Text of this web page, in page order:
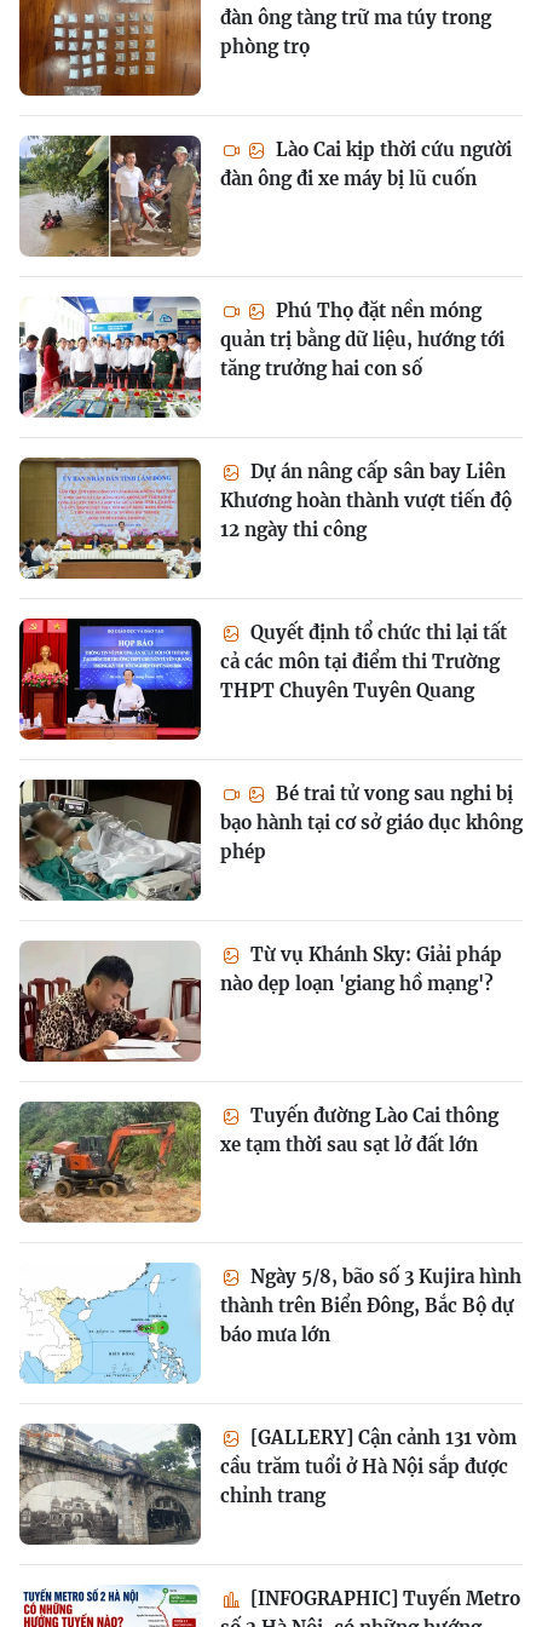
đàn ông tàng trữ ma túy trong
phòng trọ
Lào Cai kịp thời cứu người
đàn ông đi xe máy bị lũ cuốn
Phú Thọ đặt nền móng
quản trị bằng dữ liệu, hướng tới
tăng trưởng hai con số
Dự án nâng cấp sân bay Liên
Khương hoàn thành vượt tiến độ
12 ngày thi công
Quyết định tổ chức thi lại tất
cả các môn tại điểm thi Trường
THPT Chuyên Tuyên Quang
Bé trai tử vong sau nghi bị
bạo hành tại cơ sở giáo dục không
phép
Từ vụ Khánh Sky: Giải pháp
nào dẹp loạn 'giang hồ mạng'?
Tuyến đường Lào Cai thông
xe tạm thời sau sạt lở đất lớn
Ngày 5/8, bão số 3 Kujira hình
thành trên Biển Đông, Bắc Bộ dự
báo mưa lớn
[GALLERY] Cận cảnh 131 vòm
cầu trăm tuổi ở Hà Nội sắp được
chỉnh trang
[INFOGRAPHIC] Tuyến Metro